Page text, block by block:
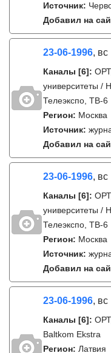
Источник:
Добавил на
23-06-1996, вс
Каналы [6]:
университеты /
Телеэкспо, ТВ-6
Регион: Москва
Источник:
Добавил на
23-06-1996, вс
Каналы [6]:
университеты /
Телеэкспо, ТВ-6
Регион: Москва
Источник:
Добавил на
23-06-1996, вс
Каналы [6]:
Baltkom Ekstra
Регион: Латвия